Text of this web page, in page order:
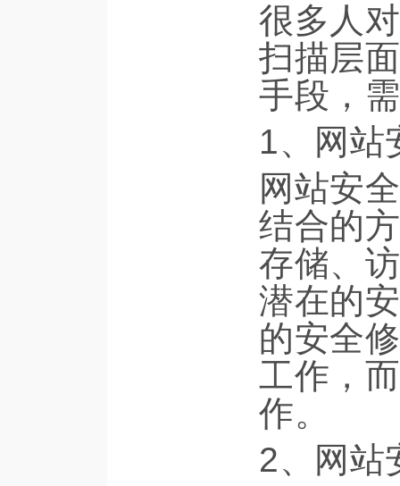
很多人
扫描层
手段，
1、网站
网站安
结合的
存储、
潜在的
的安全
工作，
作。
2、网站